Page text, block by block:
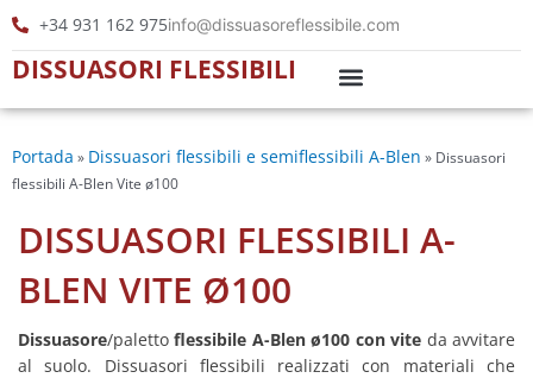
contenuto
+34 931 162 975info@dissuasoreflessibile.com
DISSUASORI FLESSIBILI
Portada » Dissuasori flessibili e semiflessibili A-Blen » Dissuasori
flessibili A-Blen Vite ø100
DISSUASORI FLESSIBILI A-
BLEN VITE Ø100
Dissuasore/palettoflessibile A-Blen ø100 con vite da avvitare
al suolo. Dissuasori flessibili realizzati con materiali che